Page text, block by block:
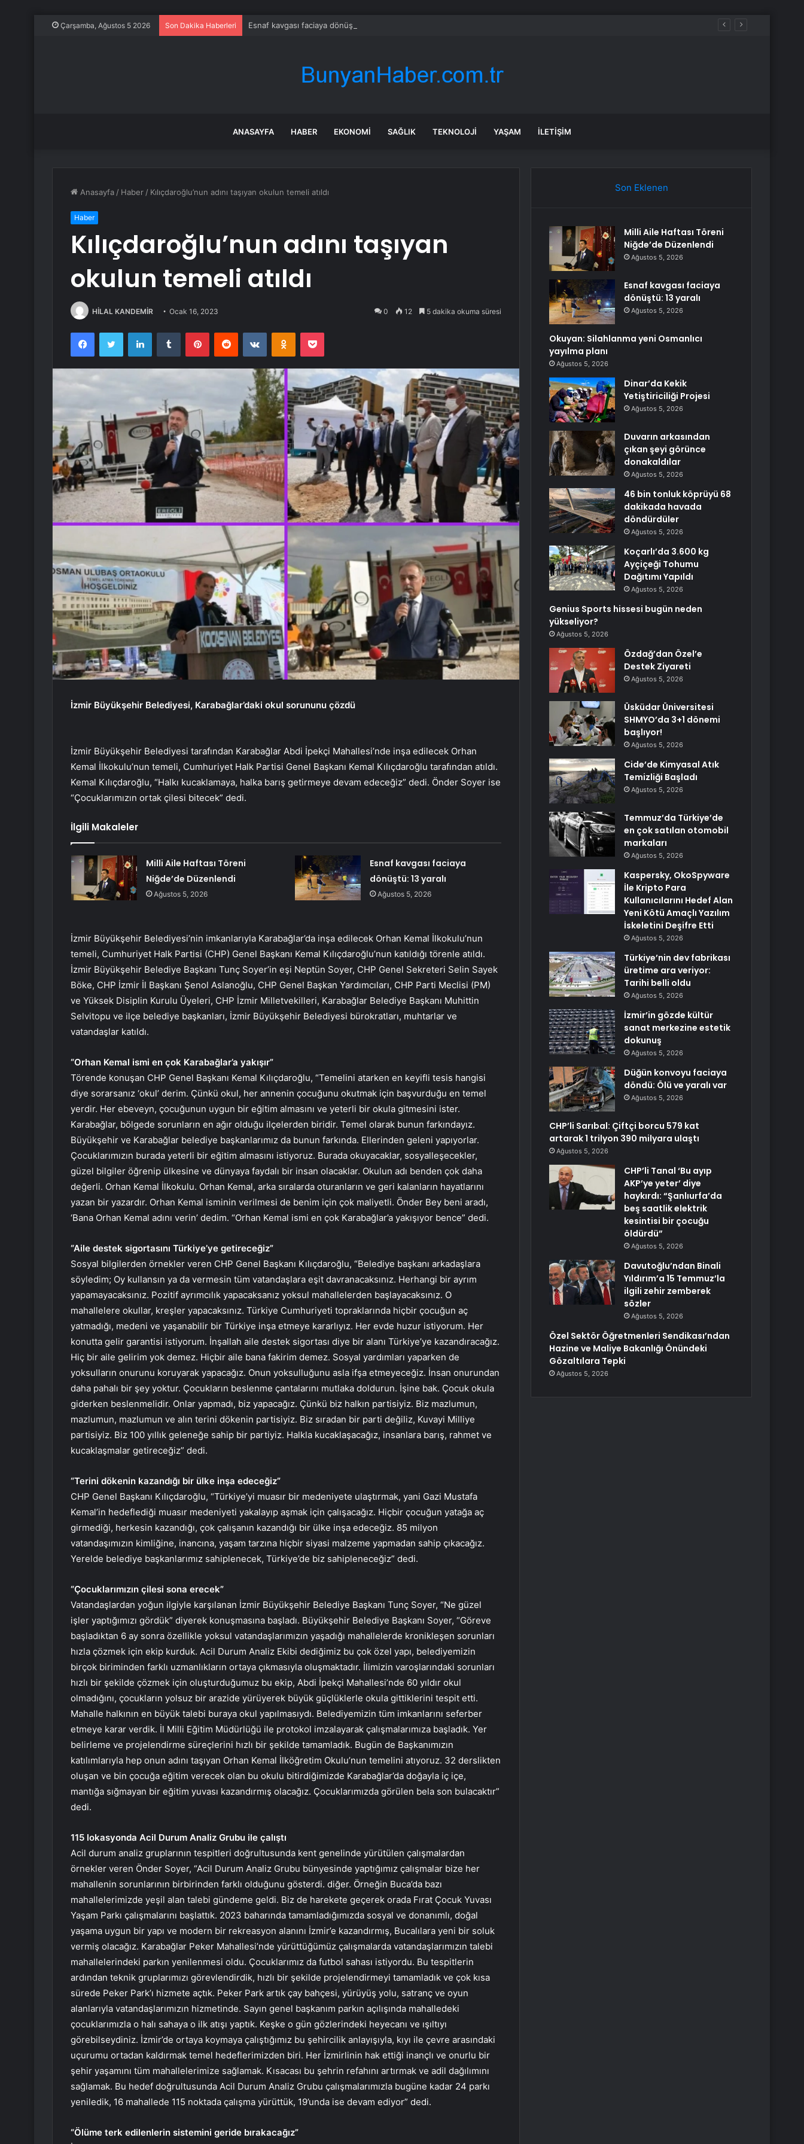
Çarşamba, Ağustos 5 2026 Son Dakika Haberleri Esnaf kavgası faciaya dönüştü: 13 yaralı
ANASAYFA HABER EKONOMI SAĞLIK TEKNOLOJI YAŞAM İLETIŞIM
Anasayfa / Haber / Kılıçdaroğlu’nun adını taşıyan okulun temeli atıldı
Haber
Kılıçdaroğlu’nun adını taşıyan
okulun temeli atıldı
HİLAL KANDEMİR Ocak 16, 2023 0 12 5 dakika okuma süresi
FacebookTwitter LinkedInTumblr PinterestReddit VKontakteOdnoklassniki
Pocket
İzmir Büyükşehir Belediyesi, Karabağlar’daki okul sorununu çözdü
İzmir Büyükşehir Belediyesi tarafından Karabağlar Abdi İpekçi Mahallesi’nde inşa edilecek Orhan
Kemal İlkokulu’nun temeli, Cumhuriyet Halk Partisi Genel Başkanı Kemal Kılıçdaroğlu tarafından atıldı.
Kemal Kılıçdaroğlu, “Halkı kucaklamaya, halka barış getirmeye devam edeceğiz” dedi. Önder Soyer ise
“Çocuklarımızın ortak çilesi bitecek” dedi.
İlgili Makaleler
Milli Aile Haftası Töreni
Niğde’de Düzenlendi
Ağustos 5, 2026
Esnaf kavgası faciaya
dönüştü: 13 yaralı
Ağustos 5, 2026
İzmir Büyükşehir Belediyesi’nin imkanlarıyla Karabağlar’da inşa edilecek Orhan Kemal İlkokulu’nun
temeli, Cumhuriyet Halk Partisi (CHP) Genel Başkanı Kemal Kılıçdaroğlu’nun katıldığı törenle atıldı.
İzmir Büyükşehir Belediye Başkanı Tunç Soyer’in eşi Neptün Soyer, CHP Genel Sekreteri Selin Sayek
Böke, CHP İzmir İl Başkanı Şenol Aslanoğlu, CHP Genel Başkan Yardımcıları, CHP Parti Meclisi (PM)
ve Yüksek Disiplin Kurulu Üyeleri, CHP İzmir Milletvekilleri, Karabağlar Belediye Başkanı Muhittin
Selvitopu ve ilçe belediye başkanları, İzmir Büyükşehir Belediyesi bürokratları, muhtarlar ve
vatandaşlar katıldı.
“Orhan Kemal ismi en çok Karabağlar’a yakışır”
Törende konuşan CHP Genel Başkanı Kemal Kılıçdaroğlu, “Temelini atarken en keyifli tesis hangisi
diye sorarsanız ‘okul’ derim. Çünkü okul, her annenin çocuğunu okutmak için başvurduğu en temel
yerdir. Her ebeveyn, çocuğunun uygun bir eğitim almasını ve yeterli bir okula gitmesini ister.
Karabağlar, bölgede sorunların en ağır olduğu ilçelerden biridir. Temel olarak bunun farkındayız.
Büyükşehir ve Karabağlar belediye başkanlarımız da bunun farkında. Ellerinden geleni yapıyorlar.
Çocuklarımızın burada yeterli bir eğitim almasını istiyoruz. Burada okuyacaklar, sosyalleşecekler,
güzel bilgiler öğrenip ülkesine ve dünyaya faydalı bir insan olacaklar. Okulun adı benden çok daha
değerli. Orhan Kemal İlkokulu. Orhan Kemal, arka sıralarda oturanların ve geri kalanların hayatlarını
yazan bir yazardır. Orhan Kemal isminin verilmesi de benim için çok maliyetli. Önder Bey beni aradı,
‘Bana Orhan Kemal adını verin’ dedim. “Orhan Kemal ismi en çok Karabağlar’a yakışıyor bence” dedi.
“Aile destek sigortasını Türkiye’ye getireceğiz”
Sosyal bilgilerden örnekler veren CHP Genel Başkanı Kılıçdaroğlu, “Belediye başkanı arkadaşlara
söyledim; Oy kullansın ya da vermesin tüm vatandaşlara eşit davranacaksınız. Herhangi bir ayrım
yapamayacaksınız. Pozitif ayrımcılık yapacaksanız yoksul mahallelerden başlayacaksınız. O
mahallelere okullar, kreşler yapacaksınız. Türkiye Cumhuriyeti topraklarında hiçbir çocuğun aç
yatmadığı, medeni ve yaşanabilir bir Türkiye inşa etmeye kararlıyız. Her evde huzur istiyorum. Her
konutta gelir garantisi istiyorum. İnşallah aile destek sigortası diye bir alanı Türkiye’ye kazandıracağız.
Hiç bir aile gelirim yok demez. Hiçbir aile bana fakirim demez. Sosyal yardımları yaparken de
yoksulların onurunu koruyarak yapacağız. Onun yoksulluğunu asla ifşa etmeyeceğiz. İnsan onurundan
daha pahalı bir şey yoktur. Çocukların beslenme çantalarını mutlaka doldurun. İşine bak. Çocuk okula
giderken beslenmelidir. Onlar yapmadı, biz yapacağız. Çünkü biz halkın partisiyiz. Biz mazlumun,
mazlumun, mazlumun ve alın terini dökenin partisiyiz. Biz sıradan bir parti değiliz, Kuvayi Milliye
partisiyiz. Biz 100 yıllık geleneğe sahip bir partiyiz. Halkla kucaklaşacağız, insanlara barış, rahmet ve
kucaklaşmalar getireceğiz” dedi.
“Terini dökenin kazandığı bir ülke inşa edeceğiz”
CHP Genel Başkanı Kılıçdaroğlu, “Türkiye’yi muasır bir medeniyete ulaştırmak, yani Gazi Mustafa
Kemal’in hedeflediği muasır medeniyeti yakalayıp aşmak için çalışacağız. Hiçbir çocuğun yatağa aç
girmediği, herkesin kazandığı, çok çalışanın kazandığı bir ülke inşa edeceğiz. 85 milyon
vatandaşımızın kimliğine, inancına, yaşam tarzına hiçbir siyasi malzeme yapmadan sahip çıkacağız.
Yerelde belediye başkanlarımız sahiplenecek, Türkiye’de biz sahipleneceğiz” dedi.
“Çocuklarımızın çilesi sona erecek”
Vatandaşlardan yoğun ilgiyle karşılanan İzmir Büyükşehir Belediye Başkanı Tunç Soyer, “Ne güzel
işler yaptığımızı gördük” diyerek konuşmasına başladı. Büyükşehir Belediye Başkanı Soyer, “Göreve
başladıktan 6 ay sonra özellikle yoksul vatandaşlarımızın yaşadığı mahallelerde kronikleşen sorunları
hızla çözmek için ekip kurduk. Acil Durum Analiz Ekibi dediğimiz bu çok özel yapı, belediyemizin
birçok biriminden farklı uzmanlıkların ortaya çıkmasıyla oluşmaktadır. İlimizin varoşlarındaki sorunları
hızlı bir şekilde çözmek için oluşturduğumuz bu ekip, Abdi İpekçi Mahallesi’nde 60 yıldır okul
olmadığını, çocukların yolsuz bir arazide yürüyerek büyük güçlüklerle okula gittiklerini tespit etti.
Mahalle halkının en büyük talebi buraya okul yapılmasıydı. Belediyemizin tüm imkanlarını seferber
etmeye karar verdik. İl Milli Eğitim Müdürlüğü ile protokol imzalayarak çalışmalarımıza başladık. Yer
belirleme ve projelendirme süreçlerini hızlı bir şekilde tamamladık. Bugün de Başkanımızın
katılımlarıyla hep onun adını taşıyan Orhan Kemal İlköğretim Okulu’nun temelini atıyoruz. 32 derslikten
oluşan ve bin çocuğa eğitim verecek olan bu okulu bitirdiğimizde Karabağlar’da doğayla iç içe,
mantığa sığmayan bir eğitim yuvası kazandırmış olacağız. Çocuklarımızda görülen bela son bulacaktır”
dedi.
115 lokasyonda Acil Durum Analiz Grubu ile çalıştı
Acil durum analiz gruplarının tespitleri doğrultusunda kent genelinde yürütülen çalışmalardan
örnekler veren Önder Soyer, “Acil Durum Analiz Grubu bünyesinde yaptığımız çalışmalar bize her
mahallenin sorunlarının birbirinden farklı olduğunu gösterdi. diğer. Örneğin Buca’da bazı
mahallelerimizde yeşil alan talebi gündeme geldi. Biz de harekete geçerek orada Fırat Çocuk Yuvası
Yaşam Parkı çalışmalarını başlattık. 2023 baharında tamamladığımızda sosyal ve donanımlı, doğal
yaşama uygun bir yapı ve modern bir rekreasyon alanını İzmir’e kazandırmış, Bucalılara yeni bir soluk
vermiş olacağız. Karabağlar Peker Mahallesi’nde yürüttüğümüz çalışmalarda vatandaşlarımızın talebi
mahallelerindeki parkın yenilenmesi oldu. Çocuklarımız da futbol sahası istiyordu. Bu tespitlerin
ardından teknik gruplarımızı görevlendirdik, hızlı bir şekilde projelendirmeyi tamamladık ve çok kısa
sürede Peker Park’ı hizmete açtık. Peker Park artık çay bahçesi, yürüyüş yolu, satranç ve oyun
alanlarıyla vatandaşlarımızın hizmetinde. Sayın genel başkanım parkın açılışında mahalledeki
çocuklarımızla o halı sahaya o ilk atışı yaptık. Keşke o gün gözlerindeki heyecanı ve ışıltıyı
görebilseydiniz. İzmir’de ortaya koymaya çalıştığımız bu şehircilik anlayışıyla, kıyı ile çevre arasındaki
uçurumu ortadan kaldırmak temel hedeflerimizden biri. Her İzmirlinin hak ettiği inançlı ve onurlu bir
şehir yaşamını tüm mahallelerimize sağlamak. Kısacası bu şehrin refahını artırmak ve adil dağılımını
sağlamak. Bu hedef doğrultusunda Acil Durum Analiz Grubu çalışmalarımızla bugüne kadar 24 parkı
yeniledik, 16 mahallede 115 noktada çalışma yürüttük, 19’unda ise devam ediyor” dedi.
“Ölüme terk edilenlerin sistemini geride bırakacağız”
Son Eklenen
Milli Aile Haftası Töreni
Niğde’de Düzenlendi
Ağustos 5, 2026
Esnaf kavgası faciaya
dönüştü: 13 yaralı
Ağustos 5, 2026
Okuyan: Silahlanma yeni Osmanlıcı
yayılma planı
Ağustos 5, 2026
Dinar’da Kekik
Yetiştiriciliği Projesi
Ağustos 5, 2026
Duvarın arkasından
çıkan şeyi görünce
donakaldılar
Ağustos 5, 2026
46 bin tonluk köprüyü 68
dakikada havada
döndürdüler
Ağustos 5, 2026
Koçarlı’da 3.600 kg
Ayçiçeği Tohumu
Dağıtımı Yapıldı
Ağustos 5, 2026
Genius Sports hissesi bugün neden
yükseliyor?
Ağustos 5, 2026
Özdağ’dan Özel’e
Destek Ziyareti
Ağustos 5, 2026
Üsküdar Üniversitesi
SHMYO’da 3+1 dönemi
başlıyor!
Ağustos 5, 2026
Cide’de Kimyasal Atık
Temizliği Başladı
Ağustos 5, 2026
Temmuz’da Türkiye’de
en çok satılan otomobil
markaları
Ağustos 5, 2026
Kaspersky, OkoSpyware
İle Kripto Para
Kullanıcılarını Hedef Alan
Yeni Kötü Amaçlı Yazılım
İskeletini Deşifre Etti
Ağustos 5, 2026
Türkiye’nin dev fabrikası
üretime ara veriyor:
Tarihi belli oldu
Ağustos 5, 2026
İzmir’in gözde kültür
sanat merkezine estetik
dokunuş
Ağustos 5, 2026
Düğün konvoyu faciaya
döndü: Ölü ve yaralı var
Ağustos 5, 2026
CHP’li Sarıbal: Çiftçi borcu 579 kat
artarak 1 trilyon 390 milyara ulaştı
Ağustos 5, 2026
CHP’li Tanal ‘Bu ayıp
AKP’ye yeter’ diye
haykırdı: “Şanlıurfa’da
beş saatlik elektrik
kesintisi bir çocuğu
öldürdü”
Ağustos 5, 2026
Davutoğlu’ndan Binali
Yıldırım’a 15 Temmuz’la
ilgili zehir zemberek
sözler
Ağustos 5, 2026
Özel Sektör Öğretmenleri Sendikası’ndan
Hazine ve Maliye Bakanlığı Önündeki
Gözaltılara Tepki
Ağustos 5, 2026